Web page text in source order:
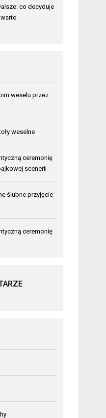
co decyduje
weselu przez
weselne
ceremonię
scenerii
ślubne przyjęcie
ceremonię